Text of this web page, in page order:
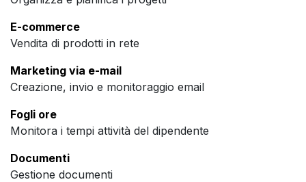
E-commerce
Vendita di prodotti in rete
Marketing via e-mail
Creazione, invio e monitoraggio email
Fogli ore
Monitora i tempi attività del dipendente
Documenti
Gestione documenti